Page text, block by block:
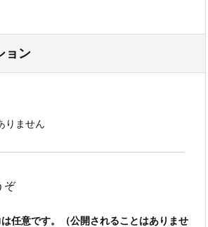
ョン
りません
ぞ
任意です。（公開されることはありませ